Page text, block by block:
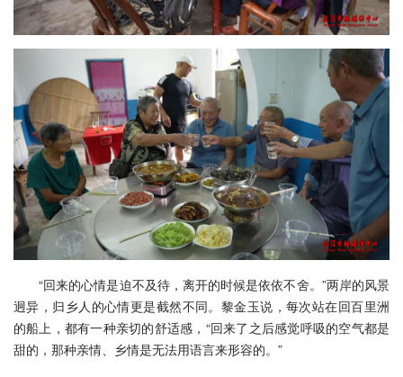
“回来的心情是迫不及待，离开的时候是依依不舍。”两岸的风景
迥异，归乡人的心情更是截然不同。黎金玉说，每次站在回百里洲
的船上，都有一种亲切的舒适感，“回来了之后感觉呼吸的空气都是
甜的，那种亲情、乡情是无法用语言来形容的。”